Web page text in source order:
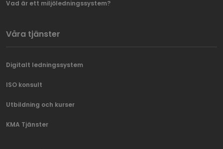
Vad är ett miljöledningssystem?
Våra tjänster
Digitalt ledningssystem
ISO konsult
Utbildning och kurser
KMA Tjänster